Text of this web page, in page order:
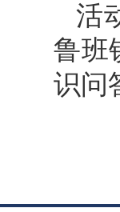
活
鲁班
识问